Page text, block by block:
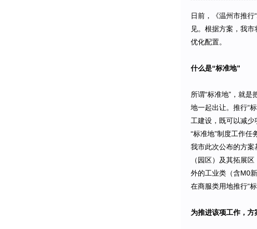
日前，《温州市推
见。根据方案，我
优化配置。
什么是“标准地”
所谓“标准地”，就
地一起出让。推行“
工建设，既可以减少
“标准地”制度工作任
我市此次公布的方
（园区）及其拓展
外的工业类（含M0
在商服类用地推行“
为推进该项工作，方